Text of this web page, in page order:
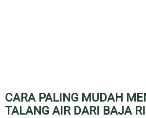
CARA PALING MUDAH
TALANG AIR DARI BAJA